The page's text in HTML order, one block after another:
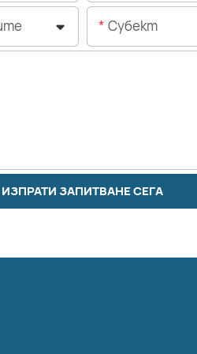
Субект
ИЗПРАТИ ЗАПИТВАНЕ СЕГА